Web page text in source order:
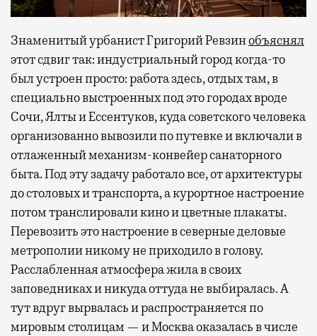
Знаменитый урбанист Григорий Ревзинобъяснял
этот сдвиг так: индустриальный город когда-то
был устроен просто: работа здесь, отдых там, в
специально выстроенных под это городах вроде
Сочи, Ялты и Ессентуков, куда советского человека
организованно вывозили по путевке и включали в
отлаженный механизм-конвейер санаторного
быта. Под эту задачу работало все, от архитектуры
до столовых и транспорта, а курортное настроение
потом транслировали кино и цветные плакаты.
Перевозить это настроение в северные деловые
метрополии никому не приходило в голову.
Расслабленная атмосфера жила в своих
заповедниках и никуда оттуда не выбиралась. А
тут вдруг вырвалась и распространяется по
мировым столицам — и Москва оказалась в числе